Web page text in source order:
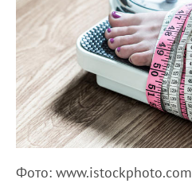
Фото: www.istockphoto.com